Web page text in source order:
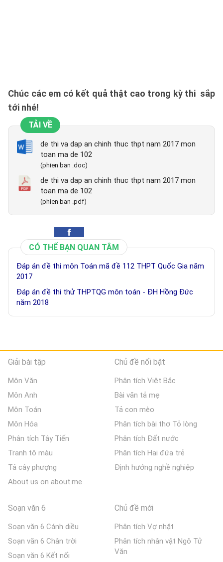
Chúc các em có kết quả thật cao trong kỳ thi sắp
tới nhé!
TẢI VỀ
de thi va dap an chinh thuc thpt nam 2017 mon
toan ma de 102
(phien ban .doc)
de thi va dap an chinh thuc thpt nam 2017 mon
toan ma de 102
(phien ban .pdf)
CÓ THỂ BẠN QUAN TÂM
Đáp án đề thi môn Toán mã đề 112 THPT Quốc Gia năm
2017
Đáp án đề thi thử THPTQG môn toán - ĐH Hồng Đức
năm 2018
Giải bài tập
Môn Văn
Môn Anh
Môn Toán
Môn Hóa
Phân tích Tây Tiến
Tranh tô màu
Tả cây phượng
About us on about.me
Chủ đề nổi bật
Phân tích Việt Bắc
Bài văn tả mẹ
Tả con mèo
Phân tích bài thơ Tỏ lòng
Phân tích Đất nước
Phân tích Hai đứa trẻ
Định hướng nghề nghiệp
Soạn văn 6
Soạn văn 6 Cánh diều
Soạn văn 6 Chân trời
Soạn văn 6 Kết nối
Chủ đề mới
Phân tích Vợ nhặt
Phân tích nhân vật Ngô Tử
Văn